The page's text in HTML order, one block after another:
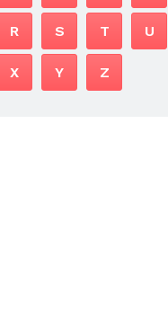
R S T U
X Y Z